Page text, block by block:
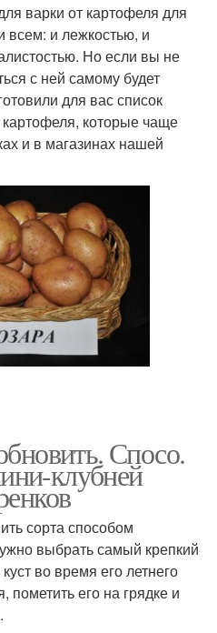
варки от картофеля для
всем: и лежкостью, и
Но если вы не
с ней самому будет
для вас список
которые чаще
и в магазинах нашей
Спосо.
клубней
сорта способом
выбрать самый крепкий
во время его летнего
пометить его на грядке и